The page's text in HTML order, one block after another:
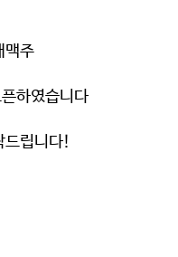
맥주
하였습니다
드립니다!